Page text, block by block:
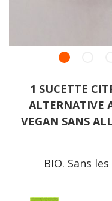
1 SUCETTE
ALTERNATIVE
VEGAN SANS
BIO. Sans